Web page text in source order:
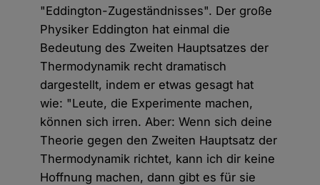
"Eddington-Zugeständnisses". Der große
Physiker Eddington hat einmal die
Bedeutung des Zweiten Hauptsatzes der
Thermodynamik recht dramatisch
dargestellt, indem er etwas gesagt hat
wie: "Leute, die Experimente machen,
können sich irren. Aber: Wenn sich deine
Theorie gegen den Zweiten Hauptsatz der
Thermodynamik richtet, kann ich dir keine
Hoffnung machen, dann gibt es für sie